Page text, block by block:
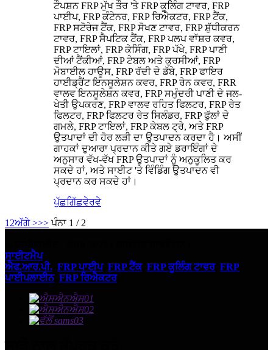
ਟੌਪਸ਼ਨ FRP ਮੁੱਖ ਤੌਰ 'ਤੇ FRP ਕੂਲਿੰਗ ਟਾਵਰ, FRP
ਪਾਈਪ, FRP ਕੰਟੇਨਰ, FRP ਰਿਐਕਟਰ, FRP ਟੈਂਕ,
FRP ਸਟੋਰੇਜ ਟੈਂਕ, FRP ਸੋਖਣ ਟਾਵਰ, FRP ਸ਼ੁੱਧੀਕਰਨ
ਟਾਵਰ, FRP ਸੈਪਟਿਕ ਟੈਂਕ, FRP ਪਲਪ ਵਾੱਸ਼ਰ ਕਵਰ,
FRP ਟਾਇਲਾਂ, FRP ਕੇਸਿੰਗ, FRP ਪੱਖੇ, FRP ਪਾਣੀ
ਦੀਆਂ ਟੈਂਕੀਆਂ, FRP ਟੇਬਲ ਅਤੇ ਕੁਰਸੀਆਂ, FRP
ਮੋਬਾਈਲ ਹਾਊਸ, FRP ਰੱਦੀ ਦੇ ਡੱਬੇ, FRP ਫਾਇਰ
ਹਾਈਡ੍ਰੈਂਟ ਇਨਸੂਲੇਸ਼ਨ ਕਵਰ, FRP ਰੇਨ ਕਵਰ, FRR
ਵਾਲਵ ਇਨਸੂਲੇਸ਼ਨ ਕਵਰ, FRP ਸਮੁੰਦਰੀ ਪਾਣੀ ਦੇ ਜਲ-
ਖੇਤੀ ਉਪਕਰਣ, FRP ਵਾਲਵ ਰਹਿਤ ਫਿਲਟਰ, FRP ਰੇਤ
ਫਿਲਟਰ, FRP ਫਿਲਟਰ ਰੇਤ ਸਿਲੰਡਰ, FRP ਫੁੱਲਾਂ ਦੇ
ਗਮਲੇ, FRP ਟਾਇਲਾਂ, FRP ਕੇਬਲ ਟ੍ਰੇ, ਅਤੇ FRP
ਉਤਪਾਦਾਂ ਦੀ ਹੋਰ ਲੜੀ ਦਾ ਉਤਪਾਦਨ ਕਰਦਾ ਹੈ। ਅਸੀਂ
ਗਾਹਕਾਂ ਦੁਆਰਾ ਪ੍ਰਦਾਨ ਕੀਤੇ ਗਏ ਡਰਾਇੰਗਾਂ ਦੇ
ਅਨੁਸਾਰ ਵੱਖ-ਵੱਖ FRP ਉਤਪਾਦਾਂ ਨੂੰ ਅਨੁਕੂਲਿਤ ਕਰ
ਸਕਦੇ ਹਾਂ, ਅਤੇ ਸਾਈਟ 'ਤੇ ਵਿੰਡਿੰਗ ਉਤਪਾਦਨ ਵੀ
ਪ੍ਰਦਾਨ ਕਰ ਸਕਦੇ ਹਾਂ।
ਪੁੱਛਗਿੱਛਵੇਰਵੇ
1 2ਅੱਗੇ >>> ਪੰਨਾ 1 / 2
ਸਾਈਟਮੈਪ
ਐਫ.ਆਰ.ਪੀ. FRP ਪਾਈਪ, FRP ਟੈਂਕ, FRP ਕੂਲਿੰਗ ਟਾਵਰ, FRP
ਪਾਈਪਲਾਈਨ, FRP ਰਿਐਕਟਰ,